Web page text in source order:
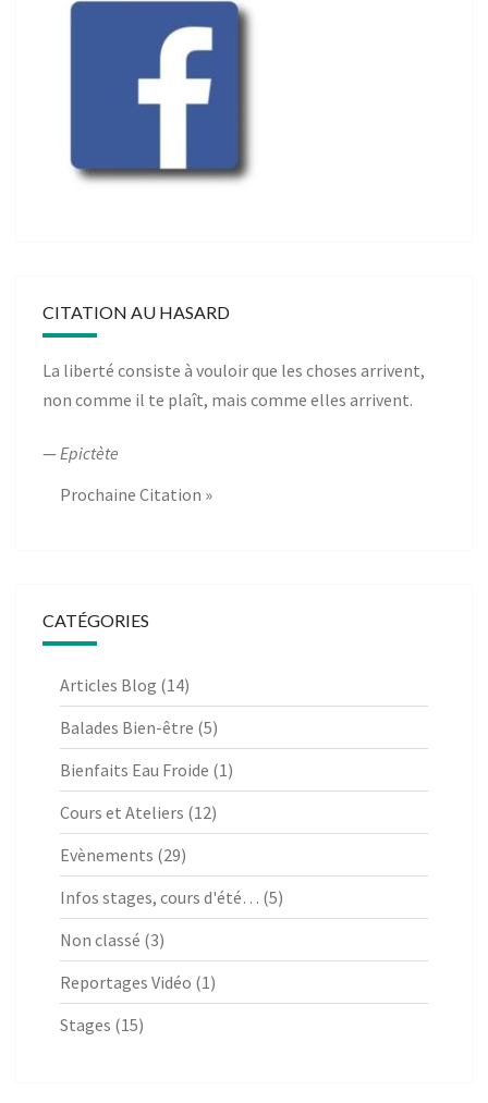
CITATION AU HASARD
La liberté consiste à vouloir que les choses arrivent,
non comme il te plaît, mais comme elles arrivent.
— Epictète
Prochaine Citation »
CATÉGORIES
Articles Blog (14)
Balades Bien-être (5)
Bienfaits Eau Froide (1)
Cours et Ateliers (12)
Evènements (29)
Infos stages, cours d'été… (5)
Non classé (3)
Reportages Vidéo (1)
Stages (15)